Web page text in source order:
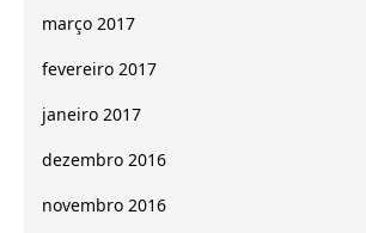
março 2017
fevereiro 2017
janeiro 2017
dezembro 2016
novembro 2016